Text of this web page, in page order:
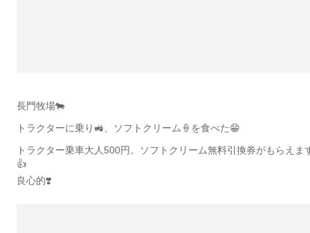
長門牧場🐄
トラクターに乗り🚜、ソフトクリーム🍦を食べた😁
トラクター乗車大人500円。ソフトクリーム無料引換券がもらえま
👍
良心的❣️